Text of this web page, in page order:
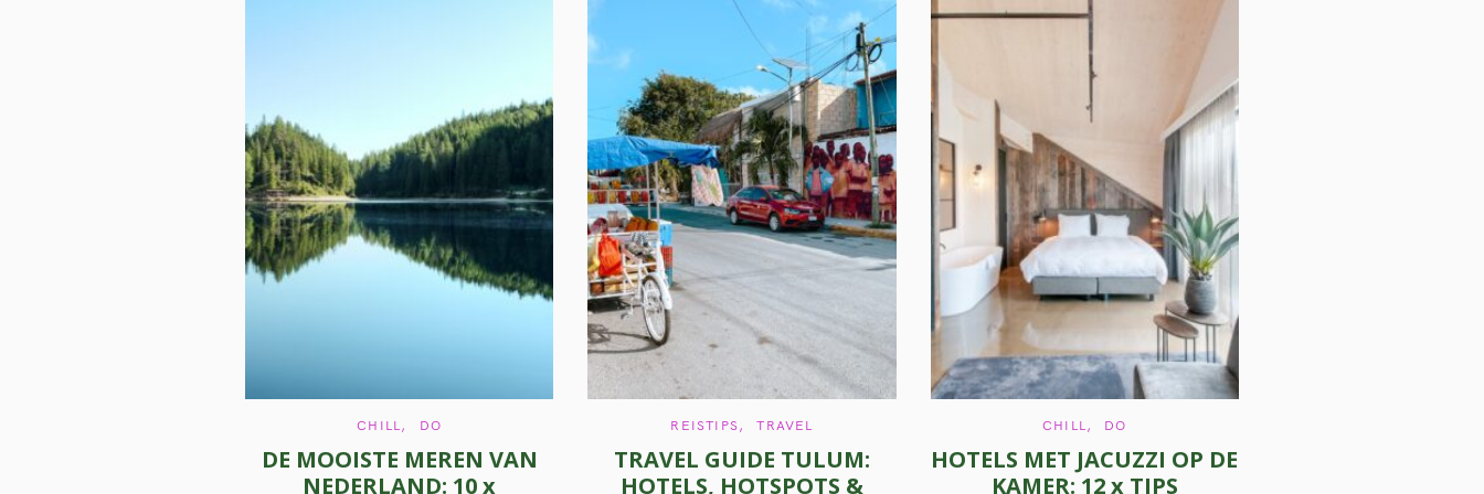
C
T
E
G
CHILL DO
DE MOOISTE MEREN VAN
NEDERLAND: 10 x
C
T
E
G
REISTIPS TRAVEL
TRAVEL GUIDE TULUM:
HOTELS, HOTSPOTS &
C
T
E
G
CHILL DO
HOTELS MET JACUZZI OP DE
KAMER: 12 x TIPS